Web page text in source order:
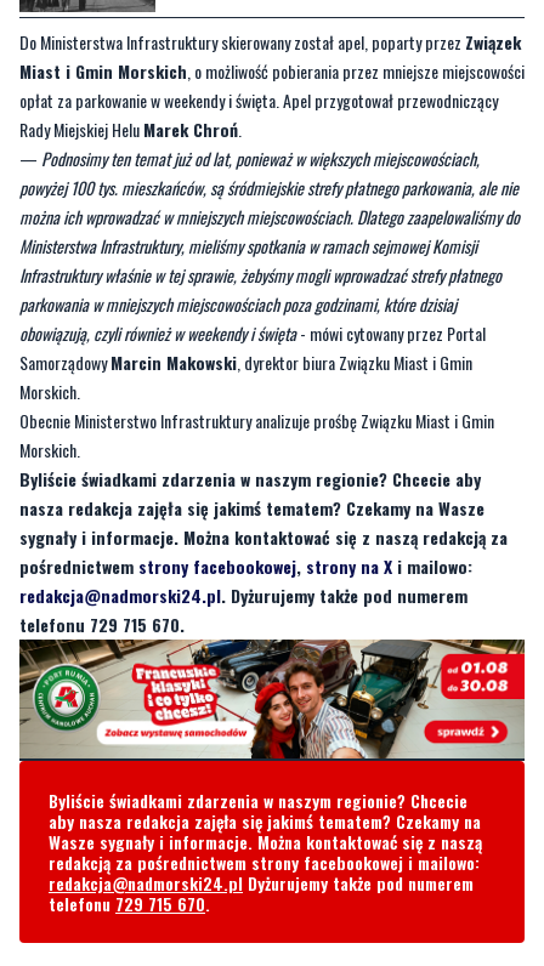
Do Ministerstwa Infrastruktury skierowany został apel, poparty przez Związek
Miast i Gmin Morskich, o możliwość pobierania przez mniejsze miejscowości
opłat za parkowanie w weekendy i święta. Apel przygotował przewodniczący
Rady Miejskiej HeluMarek Chroń.
— Podnosimy ten temat już od lat, ponieważ w większych miejscowościach,
powyżej 100 tys. mieszkańców, są śródmiejskie strefy płatnego parkowania, ale nie
można ich wprowadzać w mniejszych miejscowościach. Dlatego zaapelowaliśmy do
Ministerstwa Infrastruktury, mieliśmy spotkania w ramach sejmowej Komisji
Infrastruktury właśnie w tej sprawie, żebyśmy mogli wprowadzać strefy płatnego
parkowania w mniejszych miejscowościach poza godzinami, które dzisiaj
obowiązują, czyli również w weekendy i święta- mówi cytowany przez Portal
SamorządowyMarcin Makowski, dyrektor biura Związku Miast i Gmin
Morskich.
Obecnie Ministerstwo Infrastruktury analizuje prośbę Związku Miast i Gmin
Morskich.
Byliście świadkami zdarzenia w naszym regionie? Chcecie aby
nasza redakcja zajęła się jakimś tematem? Czekamy na Wasze
sygnały i informacje. Można kontaktować się z naszą redakcją za
pośrednictwem strony facebookowej, strony na X i mailowo:
redakcja@nadmorski24.pl. Dyżurujemy także pod numerem
telefonu 729 715 670.
Byliście świadkami zdarzenia w naszym regionie? Chcecie
aby nasza redakcja zajęła się jakimś tematem? Czekamy na
Wasze sygnały i informacje. Można kontaktować się z naszą
redakcją za pośrednictwem strony facebookowej i mailowo:
redakcja@nadmorski24.pl Dyżurujemy także pod numerem
telefonu 729 715 670.